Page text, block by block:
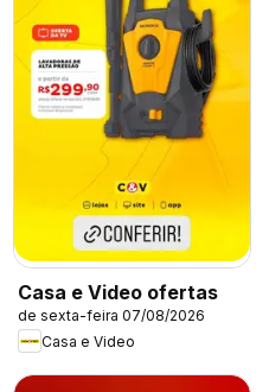
Casa e Video ofertas
de sexta-feira 07/08/2026
Casa e Video